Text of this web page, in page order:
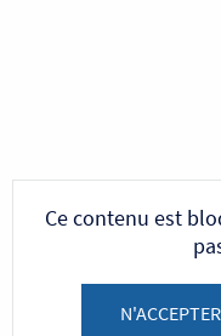
Ce contenu est